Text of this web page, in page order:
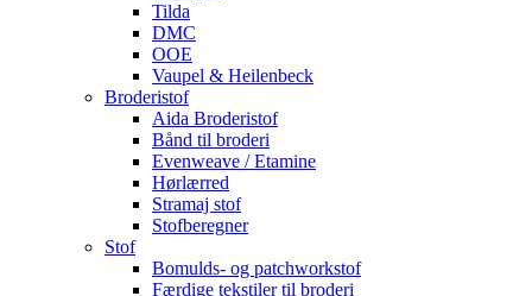
Tilda
DMC
OOE
Vaupel & Heilenbeck
Broderistof
Aida Broderistof
Bånd til broderi
Evenweave / Etamine
Hørlærred
Stramaj stof
Stofberegner
Stof
Bomulds- og patchworkstof
Færdige tekstiler til broderi